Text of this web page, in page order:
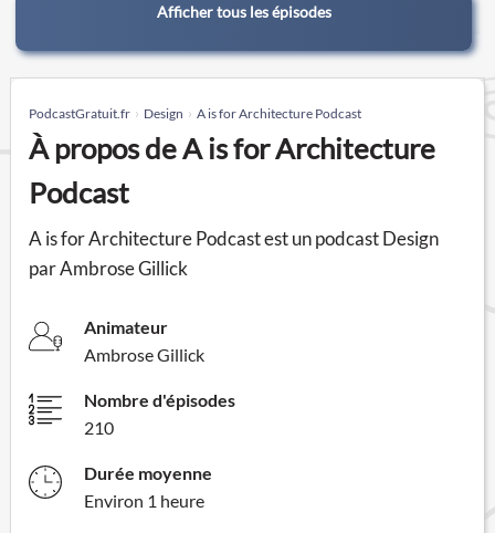
Afficher tous les épisodes
PodcastGratuit.fr Design A is for Architecture Podcast
À propos de A is for Architecture
Podcast
A is for Architecture Podcast est un podcast Design
par Ambrose Gillick
Animateur
Ambrose Gillick
Nombre d'épisodes
210
Durée moyenne
Environ 1 heure